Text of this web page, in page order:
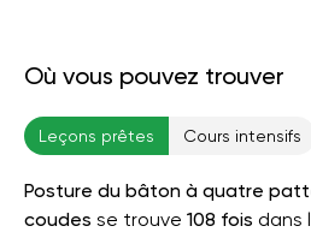
Où vous pouvez trouver
Leçons prêtes Cours intensifs
Posture du bâton à quatre
coudes se trouve 108 fois dans